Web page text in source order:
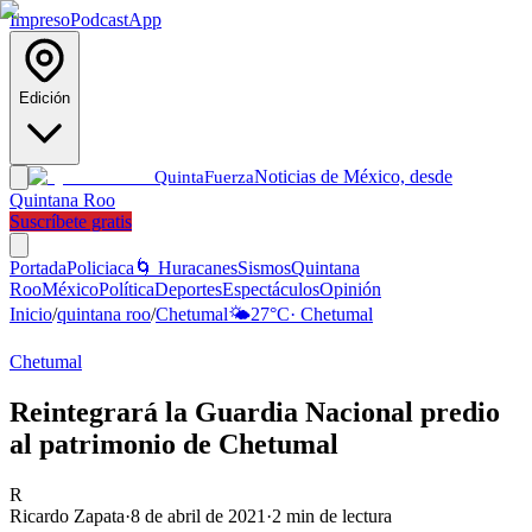
ImpresoPodcastApp
Edición
QuintaFuerzaNoticias de México, desde
Quintana Roo
Suscríbete gratis
PortadaPoliciaca 🌀 HuracanesSismosQuintana
RooMéxicoPolíticaDeportesEspectáculosOpinión
Inicio/quintana roo/Chetumal🌤️27°C· Chetumal
Chetumal
Reintegrará la Guardia Nacional predio
al patrimonio de Chetumal
R
Ricardo Zapata·8 de abril de 2021 ·2 min de lectura